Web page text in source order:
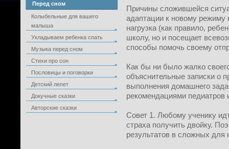
Перед сном
Колыбельные для вашего
малыша
Укладываем ребенка спать
Музыка перед сном
Стихи про сон
Пословицы и поговорки
Детский лепет
Докучные сказки
Авторские сказки
Причины сложившейся
адаптации к новому режиму
нагрузка (как правило,
школу, но и посещает
способы помочь своему
Как бы ни было жалко
объяснительные записки о
выполнения домашнего
рекомендациями педиатров
Совет 1. Любому ученику
страха получить двойку.
результатов в сложных для